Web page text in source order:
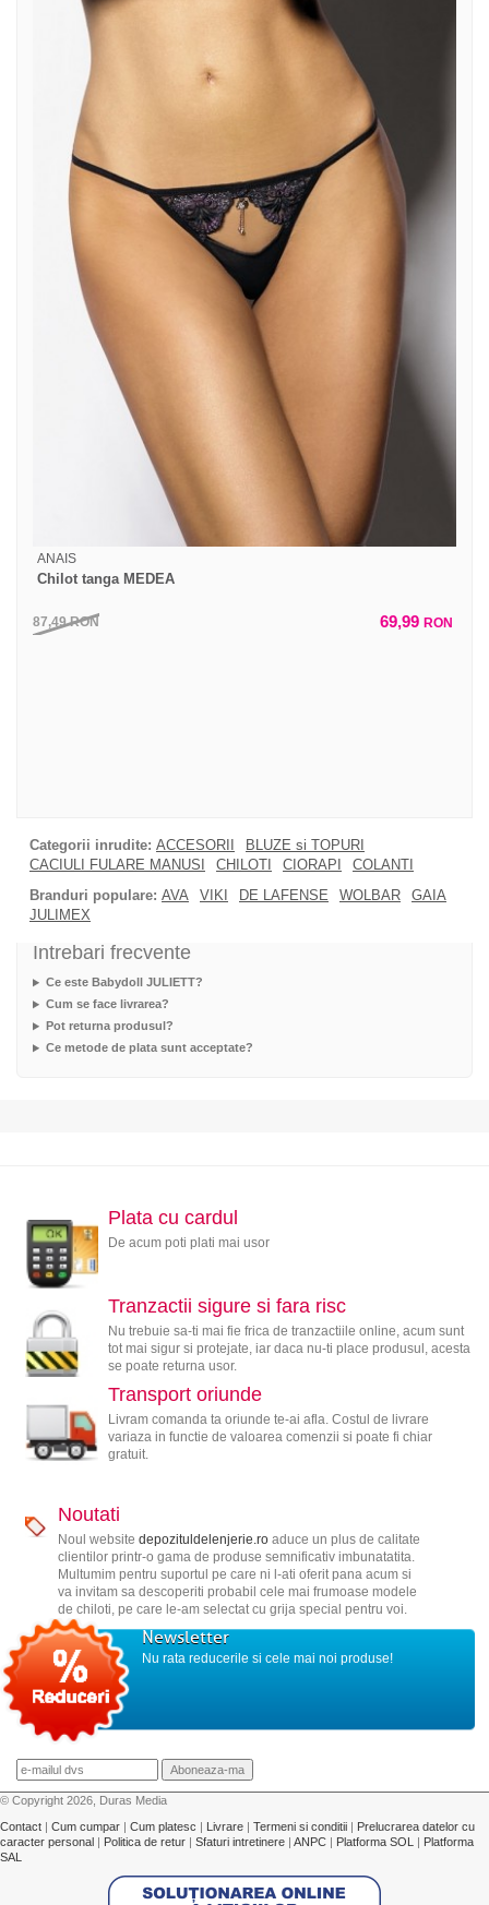
ANAIS
Chilot tanga MEDEA
87,49RON 69,99 RON
Categorii inrudite: ACCESORII
BLUZE si TOPURI
CACIULI FULARE MANUSI
CHILOTI CIORAPI
COLANTI
Branduri populare: AVA VIKI DE LAFENSE WOLBAR
GAIA
JULIMEX
Intrebari frecvente
Ce este Babydoll JULIETT?
Cum se face livrarea?
Pot returna produsul?
Ce metode de plata sunt acceptate?
Plata cu cardul
De acum poti plati mai usor
Tranzactii sigure si fara risc
Nu trebuie sa-ti mai fie frica de tranzactiile online, acum sunt
tot mai sigur si protejate, iar daca nu-ti place produsul, acesta
se poate returna usor.
Transport oriunde
Livram comanda ta oriunde te-ai afla. Costul de livrare
variaza in functie de valoarea comenzii si poate fi chiar
gratuit.
Noutati
Noul website depozituldelenjerie.roaduce un plus de calitate
clientilor printr-o gama de produse semnificativ imbunatatita.
Multumim pentru suportul pe care ni l-ati oferit pana acum si
va invitam sa descoperiti probabil cele mai frumoase modele
de chiloti, pe care le-am selectat cu grija special pentru voi.
Newsletter
Nu rata reducerile si cele mai noi produse!
© Copyright 2026, Duras Media
Contact | Cum cumpar | Cum platesc | Livrare | Termeni si conditii | Prelucrarea datelor cu
caracter personal | Politica de retur | Sfaturi intretinere | ANPC | Platforma SOL | Platforma
SAL